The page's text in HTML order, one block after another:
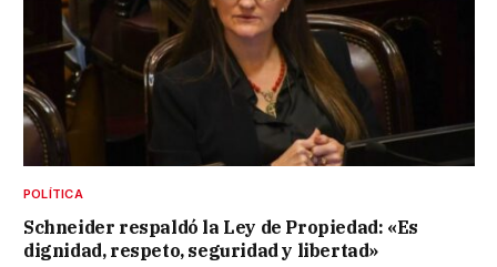
POLÍTICA
Schneider respaldó la Ley de Propiedad: «Es
dignidad, respeto, seguridad y libertad»